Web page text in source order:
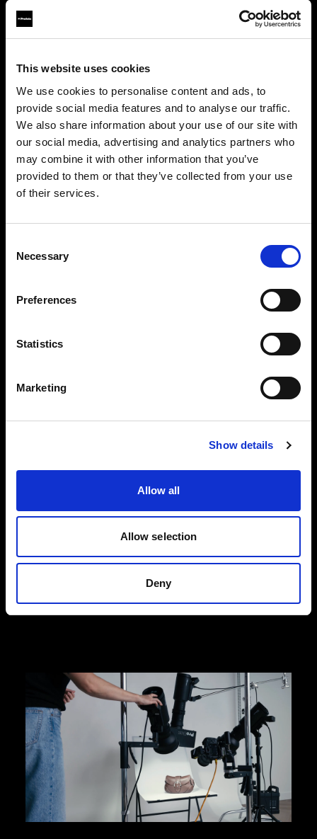
This website uses cookies
We use cookies to personalise content and ads, to
provide social media features and to analyse our traffic.
We also share information about your use of our site with
our social media, advertising and analytics partners who
may combine it with other information that you’ve
provided to them or that they’ve collected from your use
of their services.
Selection
Necessary
Preferences
Statistics
Marketing
Show details
Allow all
Allow selection
Deny
Photos sur mannequin
Profoto StyleShoots Vertical permet d’obtenir
aisément et rapidement des images uniformes,
sans arrière-plan. Pour les marques en quête de
liberté créative, notre solution personnalisable
offre des possibilités inégalées de façonnage de
la lumière pour créer des images qui sortent du
Conçues pour répondre aux exigences
dynamiques du e-commerce dans le secteur de
aident à capter des images de produits de haute
qualité qui stimulent les conversions. Choisissez
Horizontal ou optez pour une flexibilité créative
totale avec notre configuration de flashes et de